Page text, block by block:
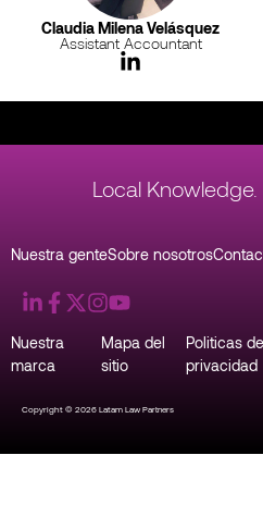
Claudia Milena Velásquez
Assistant Accountant
Local Knowledge.
Nuestra genteSobre nosotros
Nuestra
marca
Mapa del
sitio
Politicas de
privacidad
Copyright © 2026 Latam Law Partners